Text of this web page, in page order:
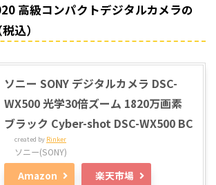
高級コンパクトデジタルカメラの
込）
ソニー SONY デジタルカメラ DSC-
WX500 光学30倍ズーム 1820万画素
ブラック Cyber-shot DSC-WX500 BC
created by Rinker
ソニー(SONY)
Amazon 楽天市場